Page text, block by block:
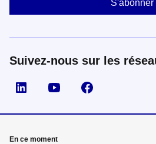
Suivez-nous sur les
Suivez nous sur LinkedIn
Suivez nous sur
En ce moment